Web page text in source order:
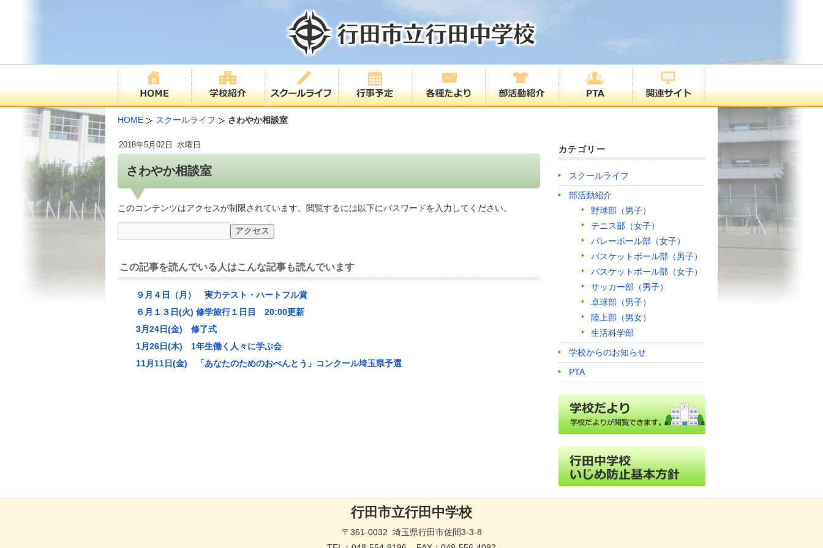
HOME スクールライフ さわやか相談室
さわやか相談室
2018年5月02日 水曜日
このコンテンツはアクセスが制限されています。閲覧するには以下にパスワードを入力してください。
この記事を読んでいる人はこんな記事も読んでいます
９月４日（月） 実力テスト・ハートフル賞
６月１３日(火) 修学旅行１日目 20:00更新
3月24日(金) 修了式
1月26日(木) 1年生働く人々に学ぶ会
11月11日(金) 「あなたのためのおべんとう」コンクール埼玉県予選
カテゴリー
スクールライフ
部活動紹介
野球部（男子）
テニス部（女子）
バレーボール部（女子）
バスケットボール部（男子）
バスケットボール部（女子）
サッカー部（男子）
卓球部（男子）
陸上部（男女）
生活科学部
学校からのお知らせ
PTA
行田市立行田中学校
〒361-0032 埼玉県行田市佐間3-3-8